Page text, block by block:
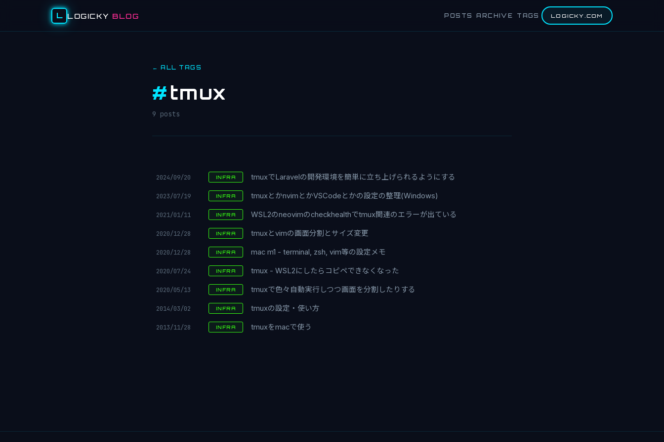
L LOGICKY BLOG POSTS ARCHIVE TAGS LOGICKY.COM
← ALL TAGS
#tmux
9 posts
2024/09/20 INFRA tmuxでLaravelの開発環境を簡単に立ち上げられるようにする
2023/07/19 INFRA tmuxとかnvimとかVSCodeとかの設定の整理(Windows)
2021/01/11 INFRA WSL2のneovimのcheckhealthでtmux関連のエラーが出ている
2020/12/28 INFRA tmuxとvimの画面分割とサイズ変更
2020/12/28 INFRA mac m1 - terminal, zsh, vim等の設定メモ
2020/07/24 INFRA tmux - WSL2にしたらコピペできなくなった
2020/05/13 INFRA tmuxで色々自動実行しつつ画面を分割したりする
2014/03/02 INFRA tmuxの設定・使い方
2013/11/28 INFRA tmuxをmacで使う